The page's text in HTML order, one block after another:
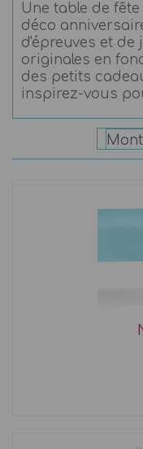
Une table de
déco
d'épreuves et de
originales en
des petits
inspirez-vous